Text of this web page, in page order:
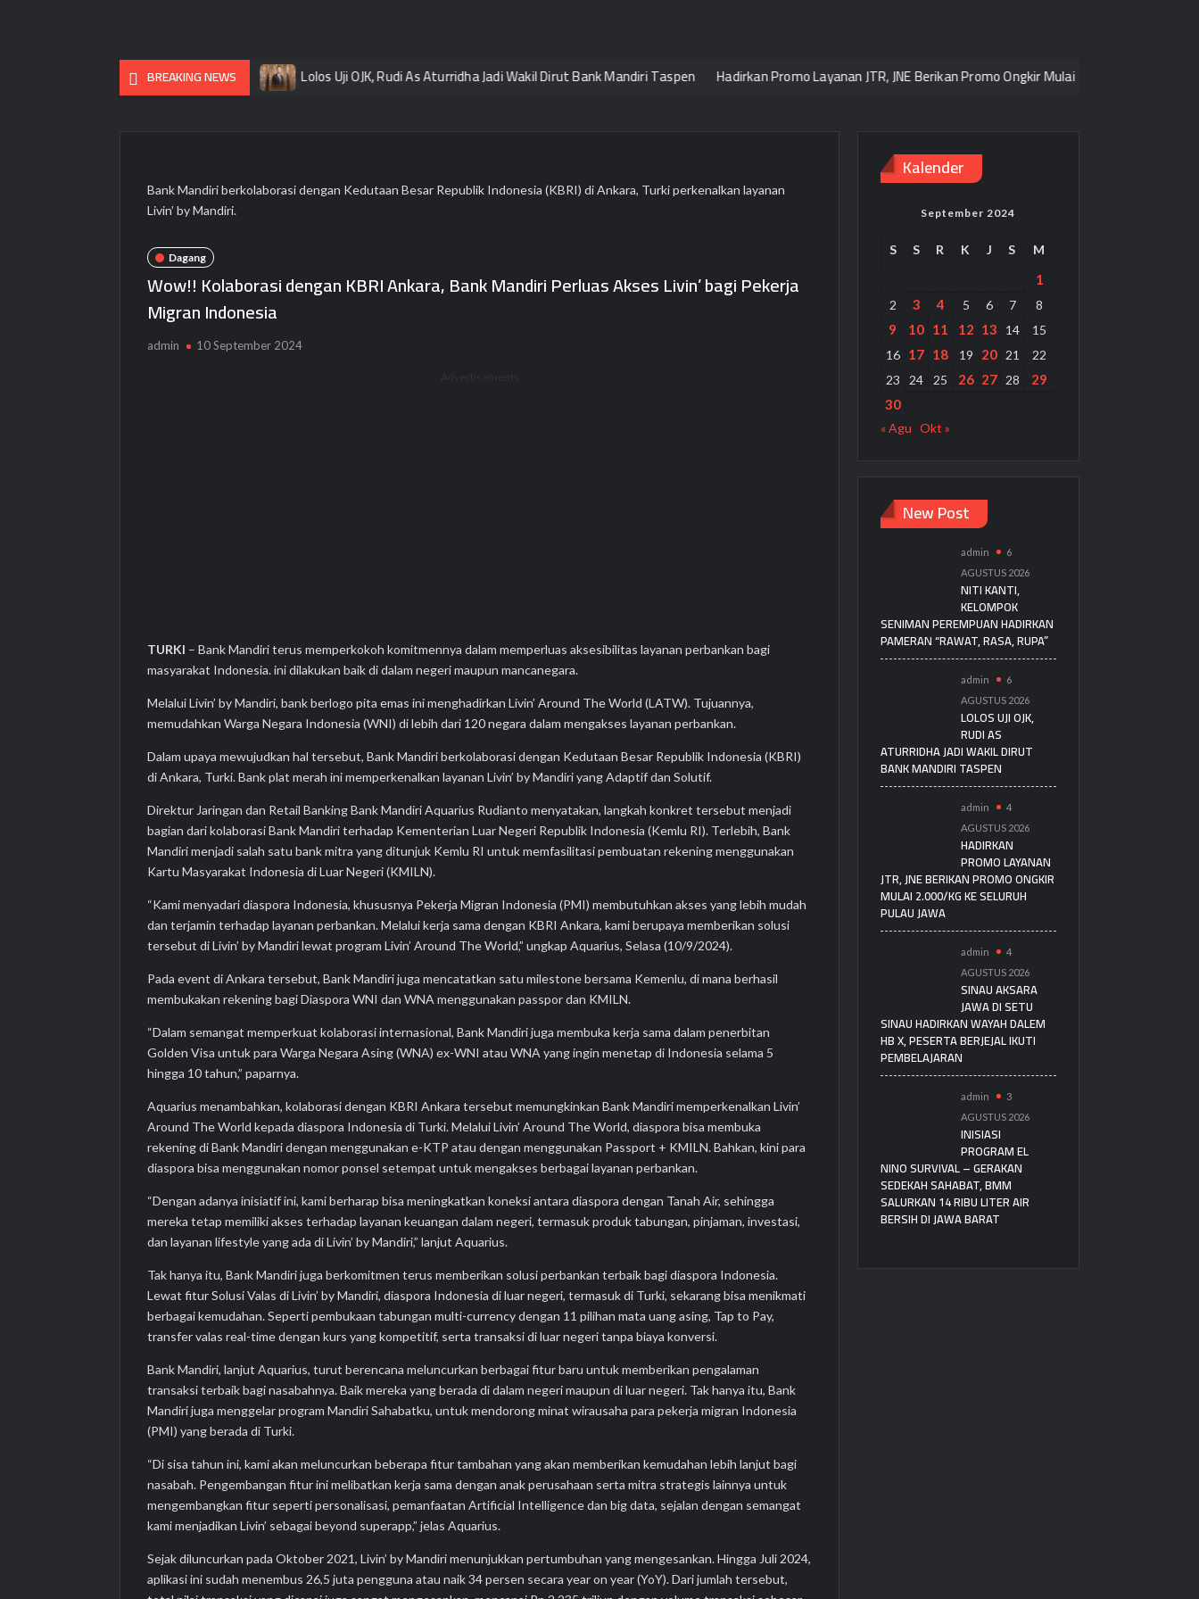
BREAKING NEWS
Pameran “Rawat, Rasa, Rupa” Lolos Uji OJK, Rudi As Aturridha Jadi Wakil Dirut Bank Mandiri Taspen Hadirkan Promo Layanan JTR, JNE Berikan Promo Ongkir Mulai 2.000/kg ke seluruh Pulau
Bank Mandiri berkolaborasi dengan Kedutaan Besar Republik Indonesia (KBRI) di Ankara, Turki perkenalkan layanan
Livin’ by Mandiri.
Dagang
Wow!! Kolaborasi dengan KBRI Ankara, Bank Mandiri Perluas Akses Livin’ bagi Pekerja
Migran Indonesia
admin 10 September 2024
TURKI – Bank Mandiri terus memperkokoh komitmennya dalam memperluas aksesibilitas layanan perbankan bagi
masyarakat Indonesia. ini dilakukan baik di dalam negeri maupun mancanegara.
Melalui Livin’ by Mandiri, bank berlogo pita emas ini menghadirkan Livin’ Around The World (LATW). Tujuannya,
memudahkan Warga Negara Indonesia (WNI) di lebih dari 120 negara dalam mengakses layanan perbankan.
Dalam upaya mewujudkan hal tersebut, Bank Mandiri berkolaborasi dengan Kedutaan Besar Republik Indonesia (KBRI)
di Ankara, Turki. Bank plat merah ini memperkenalkan layanan Livin’ by Mandiri yang Adaptif dan Solutif.
Direktur Jaringan dan Retail Banking Bank Mandiri Aquarius Rudianto menyatakan, langkah konkret tersebut menjadi
bagian dari kolaborasi Bank Mandiri terhadap Kementerian Luar Negeri Republik Indonesia (Kemlu RI). Terlebih, Bank
Mandiri menjadi salah satu bank mitra yang ditunjuk Kemlu RI untuk memfasilitasi pembuatan rekening menggunakan
Kartu Masyarakat Indonesia di Luar Negeri (KMILN).
“Kami menyadari diaspora Indonesia, khususnya Pekerja Migran Indonesia (PMI) membutuhkan akses yang lebih mudah
dan terjamin terhadap layanan perbankan. Melalui kerja sama dengan KBRI Ankara, kami berupaya memberikan solusi
tersebut di Livin’ by Mandiri lewat program Livin’ Around The World,” ungkap Aquarius, Selasa (10/9/2024).
Pada event di Ankara tersebut, Bank Mandiri juga mencatatkan satu milestone bersama Kemenlu, di mana berhasil
membukakan rekening bagi Diaspora WNI dan WNA menggunakan passpor dan KMILN.
“Dalam semangat memperkuat kolaborasi internasional, Bank Mandiri juga membuka kerja sama dalam penerbitan
Golden Visa untuk para Warga Negara Asing (WNA) ex-WNI atau WNA yang ingin menetap di Indonesia selama 5
hingga 10 tahun,” paparnya.
Aquarius menambahkan, kolaborasi dengan KBRI Ankara tersebut memungkinkan Bank Mandiri memperkenalkan Livin’
Around The World kepada diaspora Indonesia di Turki. Melalui Livin’ Around The World, diaspora bisa membuka
rekening di Bank Mandiri dengan menggunakan e-KTP atau dengan menggunakan Passport + KMILN. Bahkan, kini para
diaspora bisa menggunakan nomor ponsel setempat untuk mengakses berbagai layanan perbankan.
“Dengan adanya inisiatif ini, kami berharap bisa meningkatkan koneksi antara diaspora dengan Tanah Air, sehingga
mereka tetap memiliki akses terhadap layanan keuangan dalam negeri, termasuk produk tabungan, pinjaman, investasi,
dan layanan lifestyle yang ada di Livin’ by Mandiri,” lanjut Aquarius.
Tak hanya itu, Bank Mandiri juga berkomitmen terus memberikan solusi perbankan terbaik bagi diaspora Indonesia.
Lewat fitur Solusi Valas di Livin’ by Mandiri, diaspora Indonesia di luar negeri, termasuk di Turki, sekarang bisa menikmati
berbagai kemudahan. Seperti pembukaan tabungan multi-currency dengan 11 pilihan mata uang asing, Tap to Pay,
transfer valas real-time dengan kurs yang kompetitif, serta transaksi di luar negeri tanpa biaya konversi.
Bank Mandiri, lanjut Aquarius, turut berencana meluncurkan berbagai fitur baru untuk memberikan pengalaman
transaksi terbaik bagi nasabahnya. Baik mereka yang berada di dalam negeri maupun di luar negeri. Tak hanya itu, Bank
Mandiri juga menggelar program Mandiri Sahabatku, untuk mendorong minat wirausaha para pekerja migran Indonesia
(PMI) yang berada di Turki.
“Di sisa tahun ini, kami akan meluncurkan beberapa fitur tambahan yang akan memberikan kemudahan lebih lanjut bagi
nasabah. Pengembangan fitur ini melibatkan kerja sama dengan anak perusahaan serta mitra strategis lainnya untuk
mengembangkan fitur seperti personalisasi, pemanfaatan Artificial Intelligence dan big data, sejalan dengan semangat
kami menjadikan Livin’ sebagai beyond superapp,” jelas Aquarius.
Sejak diluncurkan pada Oktober 2021, Livin’ by Mandiri menunjukkan pertumbuhan yang mengesankan. Hingga Juli 2024,
aplikasi ini sudah menembus 26,5 juta pengguna atau naik 34 persen secara year on year (YoY). Dari jumlah tersebut,
Kalender
September 2024
S S R K J S M
1
2 3 4 5 6 7 8
9 10 11 12 13 14
15
16 17 18 19 20 21
22
23
24 25 26 27 28
29
30
« Agu Okt »
New Post
admin
6
AGUSTUS 2026
NITI KANTI,
KELOMPOK
SENIMAN PEREMPUAN HADIRKAN
PAMERAN “RAWAT, RASA, RUPA”
admin
6
AGUSTUS 2026
LOLOS UJI OJK,
RUDI AS
ATURRIDHA JADI WAKIL DIRUT
BANK MANDIRI TASPEN
admin
4
AGUSTUS 2026
HADIRKAN
PROMO LAYANAN
JTR, JNE BERIKAN PROMO ONGKIR
MULAI 2.000/KG KE SELURUH
PULAU JAWA
admin
4
AGUSTUS 2026
SINAU AKSARA
JAWA DI SETU
SINAU HADIRKAN WAYAH DALEM
HB X, PESERTA BERJEJAL IKUTI
PEMBELAJARAN
admin
3
AGUSTUS 2026
INISIASI
PROGRAM EL
NINO SURVIVAL – GERAKAN
SEDEKAH SAHABAT, BMM
SALURKAN 14 RIBU LITER AIR
BERSIH DI JAWA BARAT